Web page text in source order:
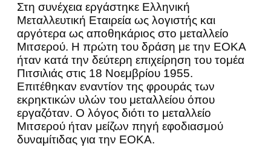
Στη συνέχεια εργάστηκε Ελληνική
Μεταλλευτική Εταιρεία ως λογιστής και
αργότερα ως αποθηκάριος στο μεταλλείο
Μιτσερού. Η πρώτη του δράση με την ΕΟΚΑ
ήταν κατά την δεύτερη επιχείρηση του τομέα
Πιτσιλιάς στις 18 Νοεμβρίου 1955.
Επιτέθηκαν εναντίον της φρουράς των
εκρηκτικών υλών του μεταλλείου όπου
εργαζόταν. Ο λόγος διότι το μεταλλείο
Μιτσερού ήταν μείζων πηγή εφοδιασμού
δυναμίτιδας για την ΕΟΚΑ.